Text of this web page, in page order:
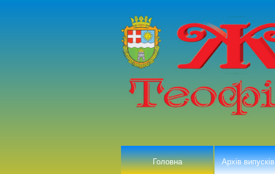
Головна Архів